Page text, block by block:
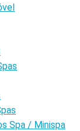
Spa / Minispa